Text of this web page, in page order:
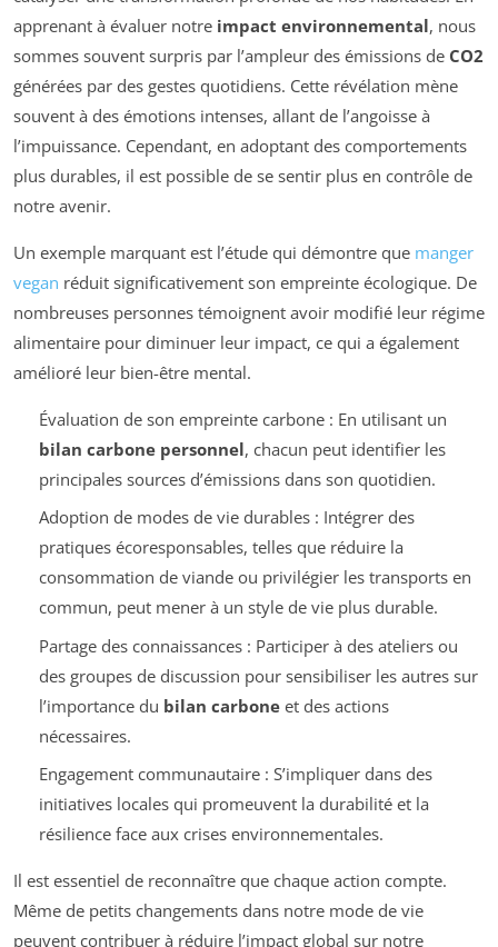
apprenant à évaluer notre impact environnemental, nous
sommes souvent surpris par l’ampleur des émissions de CO2
générées par des gestes quotidiens. Cette révélation mène
souvent à des émotions intenses, allant de l’angoisse à
l’impuissance. Cependant, en adoptant des comportements
plus durables, il est possible de se sentir plus en contrôle de
notre avenir.
Un exemple marquant est l’étude qui démontre que manger
vegan réduit significativement son empreinte écologique. De
nombreuses personnes témoignent avoir modifié leur régime
alimentaire pour diminuer leur impact, ce qui a également
amélioré leur bien-être mental.
Évaluation de son empreinte carbone : En utilisant un
bilan carbone personnel, chacun peut identifier les
principales sources d’émissions dans son quotidien.
Adoption de modes de vie durables : Intégrer des
pratiques écoresponsables, telles que réduire la
consommation de viande ou privilégier les transports en
commun, peut mener à un style de vie plus durable.
Partage des connaissances : Participer à des ateliers ou
des groupes de discussion pour sensibiliser les autres sur
l’importance du bilan carboneet des actions
nécessaires.
Engagement communautaire : S’impliquer dans des
initiatives locales qui promeuvent la durabilité et la
résilience face aux crises environnementales.
Il est essentiel de reconnaître que chaque action compte.
Même de petits changements dans notre mode de vie
peuvent contribuer à réduire l’impact global sur notre